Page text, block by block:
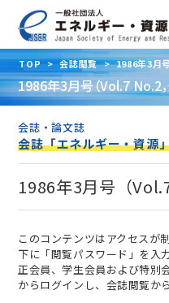
TOP > 会誌閲覧 > 1986年3月
1986年3月号（Vol.7 No.2
会誌・論文誌
会誌「エネルギー・資源
1986年3月号（
このコンテンツはアクセスが
下に「閲覧パスワード」を入
正会員、学生会員および特別
からログインし、会誌閲覧か